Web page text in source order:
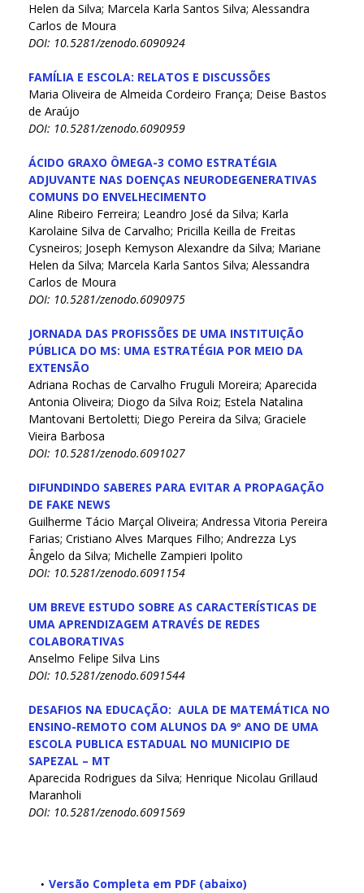
Helen da Silva; Marcela Karla Santos Silva; Alessandra
Carlos de Moura
DOI: 10.5281/zenodo.6090924
FAMÍLIA E ESCOLA: RELATOS E DISCUSSÕES
Maria Oliveira de Almeida Cordeiro França; Deise Bastos
de Araújo
DOI: 10.5281/zenodo.6090959
ÁCIDO GRAXO ÔMEGA-3 COMO ESTRATÉGIA
ADJUVANTE NAS DOENÇAS NEURODEGENERATIVAS
COMUNS DO ENVELHECIMENTO
Aline Ribeiro Ferreira; Leandro José da Silva; Karla
Karolaine Silva de Carvalho; Pricilla Keilla de Freitas
Cysneiros; Joseph Kemyson Alexandre da Silva; Mariane
Helen da Silva; Marcela Karla Santos Silva; Alessandra
Carlos de Moura
DOI: 10.5281/zenodo.6090975
JORNADA DAS PROFISSÕES DE UMA INSTITUIÇÃO
PÚBLICA DO MS: UMA ESTRATÉGIA POR MEIO DA
EXTENSÃO
Adriana Rochas de Carvalho Fruguli Moreira; Aparecida
Antonia Oliveira; Diogo da Silva Roiz; Estela Natalina
Mantovani Bertoletti; Diego Pereira da Silva; Graciele
Vieira Barbosa
DOI: 10.5281/zenodo.6091027
DIFUNDINDO SABERES PARA EVITAR A PROPAGAÇÃO
DE FAKE NEWS
Guilherme Tácio Marçal Oliveira; Andressa Vitoria Pereira
Farias; Cristiano Alves Marques Filho; Andrezza Lys
Ângelo da Silva; Michelle Zampieri Ipolito
DOI: 10.5281/zenodo.6091154
UM BREVE ESTUDO SOBRE AS CARACTERÍSTICAS DE
UMA APRENDIZAGEM ATRAVÉS DE REDES
COLABORATIVAS
Anselmo Felipe Silva Lins
DOI: 10.5281/zenodo.6091544
DESAFIOS NA EDUCAÇÃO: AULA DE MATEMÁTICA NO
ENSINO-REMOTO COM ALUNOS DA 9º ANO DE UMA
ESCOLA PUBLICA ESTADUAL NO MUNICIPIO DE
SAPEZAL – MT
Aparecida Rodrigues da Silva; Henrique Nicolau Grillaud
Maranholi
DOI: 10.5281/zenodo.6091569
Versão Completa em PDF (abaixo)